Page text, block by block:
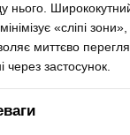
нього. Ширококутний
мінімізує «сліпі
миттєво
застосунок.